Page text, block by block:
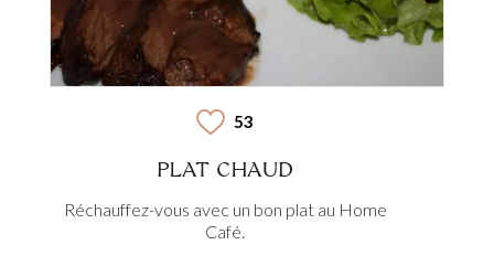
53
PLAT CHAUD
Réchauffez-vous avec un bon plat au Home
Café.